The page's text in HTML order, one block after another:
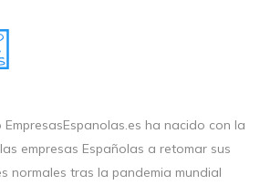
ha nacido con la
empresas Españolas a retomar sus
normales tras la pandemia mundial